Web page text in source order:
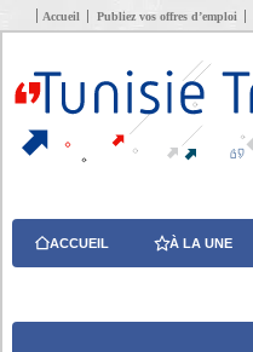
Accueil Publiez vos offres d’emploi
ACCUEIL À LA UNE